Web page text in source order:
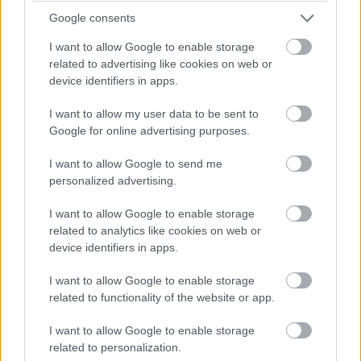
Google consents
I want to allow Google to enable storage
related to advertising like cookies on web or
device identifiers in apps.
I want to allow my user data to be sent to
Google for online advertising purposes.
I want to allow Google to send me
personalized advertising.
I want to allow Google to enable storage
related to analytics like cookies on web or
device identifiers in apps.
I want to allow Google to enable storage
related to functionality of the website or app.
I want to allow Google to enable storage
related to personalization.
A Groupama a viharok után legalább 3-4 ezer kárbejelentésre
és több milliárd forint kárösszegre számít – közölte a
biztosítótársaság kedden az MTI-vel.
2025.07.04